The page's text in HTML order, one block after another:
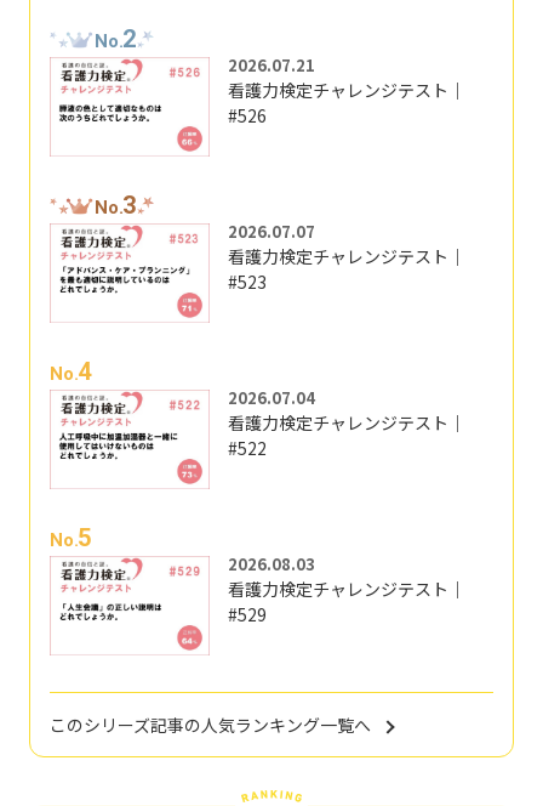
No.2
2026.07.21
看護力検定チャレンジテスト｜
#526
No.3
2026.07.07
看護力検定チャレンジテスト｜
#523
No.4
2026.07.04
看護力検定チャレンジテスト｜
#522
No.5
2026.08.03
看護力検定チャレンジテスト｜
#529
このシリーズ記事の人気ランキング一覧へ